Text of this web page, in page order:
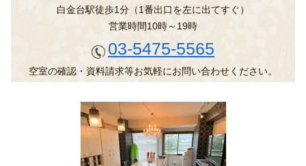
白金台駅徒歩1分（1番出口を左に出てすぐ）
営業時間10時～19時
03-5475-5565
空室の確認・資料請求等お気軽にお問い合わせください。